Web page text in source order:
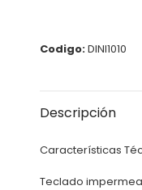
Codigo:DINI1010
Descripción
Características
Teclado